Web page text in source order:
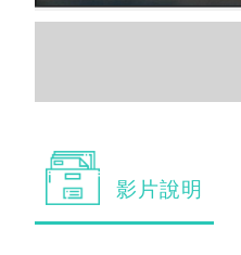
影片說明